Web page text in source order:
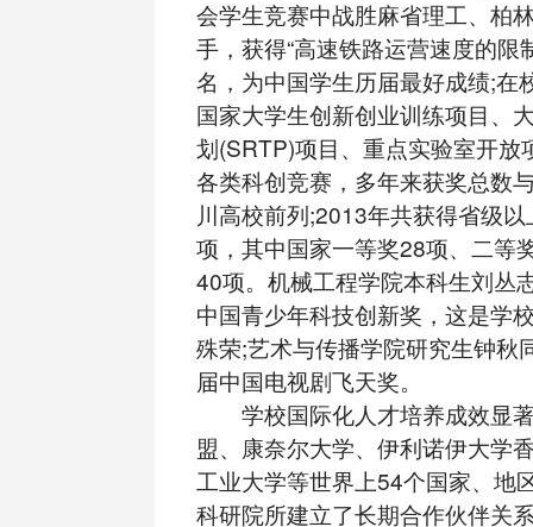
会学生竞赛中战胜麻省理工、柏
手，获得“高速铁路运营速度的限
名，为中国学生历届最好成绩;在
国家大学生创新创业训练项目、
划(SRTP)项目、重点实验室开放
各类科创竞赛，多年来获奖总数
川高校前列;2013年共获得省级
项，其中国家一等奖28项、二等
40项。机械工程学院本科生刘丛
中国青少年科技创新奖，这是学
殊荣;艺术与传播学院研究生钟秋
届中国电视剧飞天奖。
学校国际化人才培养成效显
盟、康奈尔大学、伊利诺伊大学
工业大学等世界上54个国家、地
科研院所建立了长期合作伙伴关